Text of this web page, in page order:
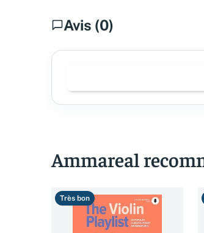
Avis (0)
Ammareal
Très bon